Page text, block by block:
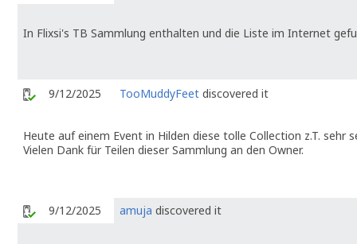
In Flixsi's TB Sammlung enthalten und die Liste im Internet
9/12/2025 TooMuddyFeet discovered it
Heute auf einem Event in Hilden diese tolle Collection z.T. sehr
Vielen Dank für Teilen dieser Sammlung an den Owner.
9/12/2025 amuja discovered it